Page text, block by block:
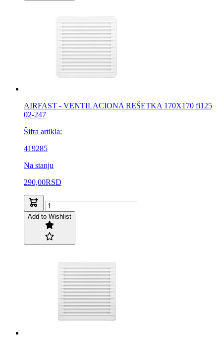
AIRFAST - VENTILACIONA REŠETKA 170X170 fi125
02-247
Šifra artikla:
419285
Na stanju
290,00RSD
Add to Wishlist